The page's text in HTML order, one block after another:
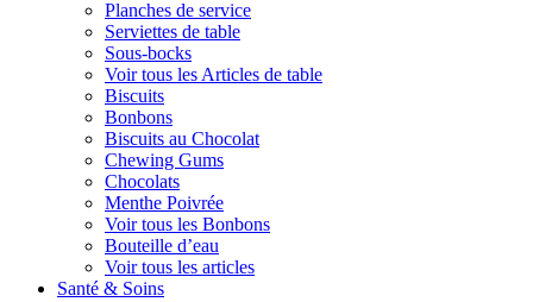
Planches de service
Serviettes de table
Sous-bocks
Voir tous les Articles de table
Biscuits
Bonbons
Biscuits au Chocolat
Chewing Gums
Chocolats
Menthe Poivrée
Voir tous les Bonbons
Bouteille d’eau
Voir tous les articles
Santé & Soins